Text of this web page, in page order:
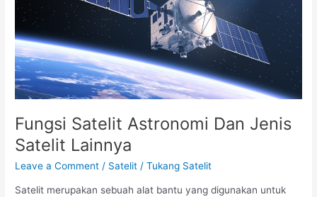
Fungsi Satelit Astronomi Dan Jenis
Satelit Lainnya
Leave a Comment / Satelit /Tukang Satelit
Satelit merupakan sebuah alat bantu yang digunakan untuk
Jenis
Satelit
Lainnya